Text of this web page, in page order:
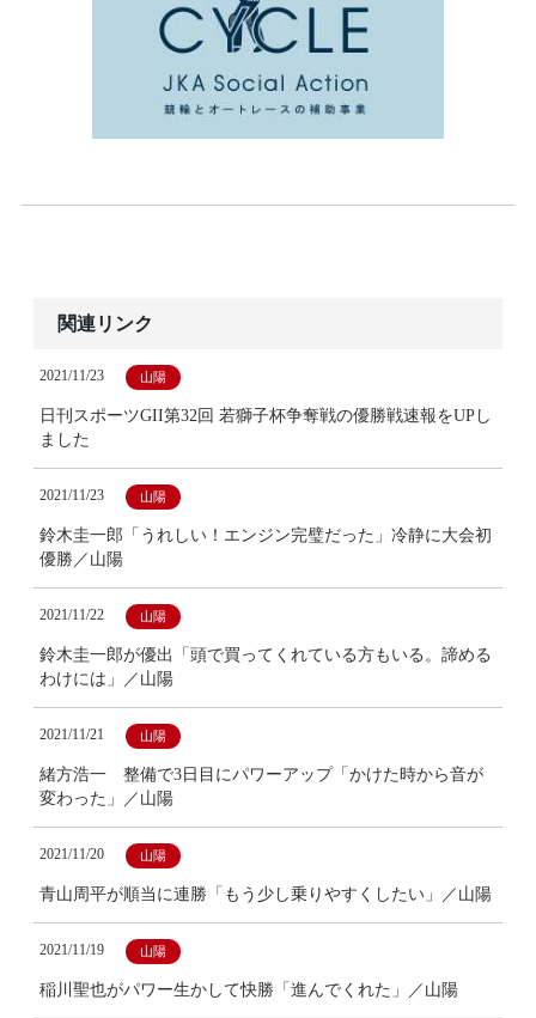
関連リンク
2021/11/23 山陽
日刊スポーツGII第32回 若獅子杯争奪戦の優勝戦速報をUPし
ました
2021/11/23 山陽
鈴木圭一郎「うれしい！エンジン完璧だった」冷静に大会初
優勝／山陽
2021/11/22 山陽
鈴木圭一郎が優出「頭で買ってくれている方もいる。諦める
わけには」／山陽
2021/11/21 山陽
緒方浩一 整備で3日目にパワーアップ「かけた時から音が
変わった」／山陽
2021/11/20 山陽
青山周平が順当に連勝「もう少し乗りやすくしたい」／山陽
2021/11/19 山陽
稲川聖也がパワー生かして快勝「進んでくれた」／山陽